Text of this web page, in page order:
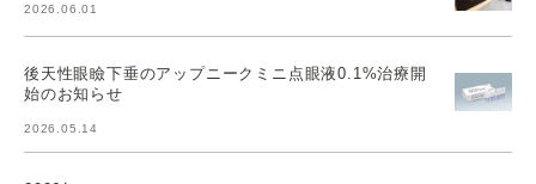
2026.06.01
後天性眼瞼下垂のアップニークミニ点眼液0.1%治療開
始のお知らせ
2026.05.14